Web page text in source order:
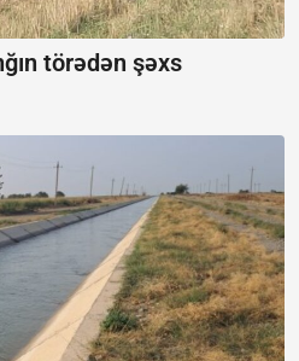
törədən şəxs